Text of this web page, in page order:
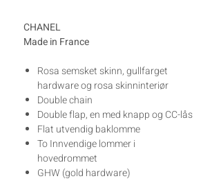
CHANEL
Made in France
Rosa semsket skinn, gullfarget
hardware og rosa skinninteriør
Double chain
Double flap, en med knapp og CC-lås
Flat utvendig baklomme
To Innvendige lommer i
hovedrommet
GHW (gold hardware)